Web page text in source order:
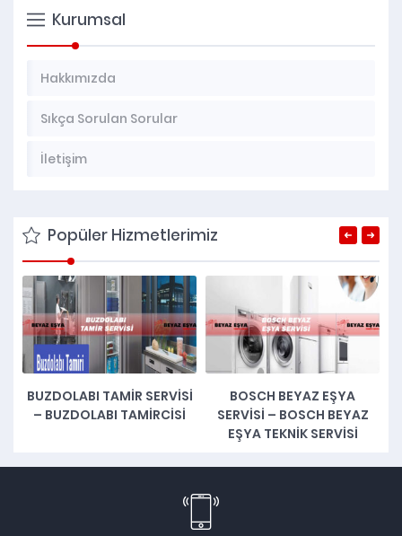
Kurumsal
Hakkımızda
Sıkça Sorulan Sorular
İletişim
Popüler Hizmetlerimiz
BUZDOLABI TAMIR SERVISI
– BUZDOLABI TAMIRCISI
BOSCH BEYAZ EŞYA
SERVISI – BOSCH BEYAZ
EŞYA TEKNIK SERVISI